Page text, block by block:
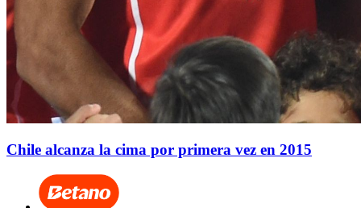
Chile alcanza la cima por primera vez en 2015